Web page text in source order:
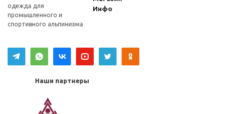
одежда для
промышленного и
спортивного альпинизма
Инфо
Наши партнеры